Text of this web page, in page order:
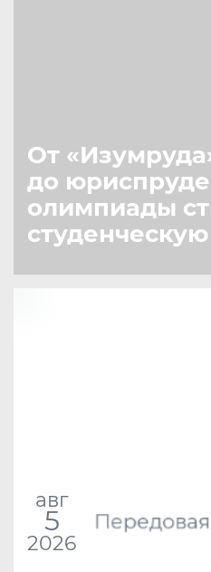
От
до
олимпиады
авг
5
2026